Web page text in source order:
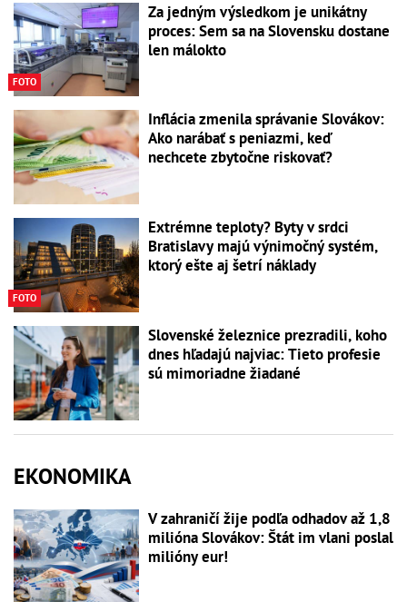
FOTO
Za jedným výsledkom je unikátny
proces: Sem sa na Slovensku dostane
len málokto
Inflácia zmenila správanie Slovákov:
Ako narábať s peniazmi, keď
nechcete zbytočne riskovať?
FOTO
Extrémne teploty? Byty v srdci
Bratislavy majú výnimočný systém,
ktorý ešte aj šetrí náklady
Slovenské železnice prezradili, koho
dnes hľadajú najviac: Tieto profesie
sú mimoriadne žiadané
EKONOMIKA
V zahraničí žije podľa odhadov až 1,8
milióna Slovákov: Štát im vlani poslal
milióny eur!